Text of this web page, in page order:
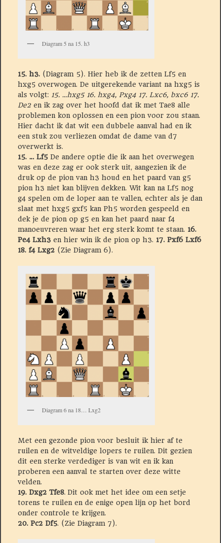
Diagram 5 na 15. h3
15. h3.(Diagram 5). Hier heb ik de zetten Lf5 en
hxg5 overwogen. De uitgerekende variant na hxg5 is
als volgt: 15. …hxg5 16. hxg4, Pxg4 17. Lxc6, bxc6 17.
De2en ik zag over het hoofd dat ik met Tae8 alle
problemen kon oplossen en een pion voor zou staan.
Hier dacht ik dat wit een dubbele aanval had en ik
een stuk zou verliezen omdat de dame van d7
overwerkt is.
15. … Lf5De andere optie die ik aan het overwegen
was en deze zag er ook sterk uit, aangezien ik de
druk op de pion van h3 houd en het paard van g5
pion h3 niet kan blijven dekken. Wit kan na Lf5 nog
g4 spelen om de loper aan te vallen, echter als je dan
slaat met hxg5 gxf5 kan Ph5 worden gespeeld en
dek je de pion op g5 en kan het paard naar f4
manoeuvreren waar het erg sterk komt te staan. 16.
Pe4 Lxh3en hier win ik de pion op h3. 17. Pxf6 Lxf6
18. f4 Lxg2(Zie Diagram 6).
Diagram 6 na 18… Lxg2
Met een gezonde pion voor besluit ik hier af te
ruilen en de witveldige lopers te ruilen. Dit gezien
dit een sterke verdediger is van wit en ik kan
proberen een aanval te starten over deze witte
velden.
19. Dxg2 Tfe8. Dit ook met het idee om een setje
torens te ruilen en de enige open lijn op het bord
onder controle te krijgen.
20. Pc2 Df5. (Zie Diagram 7).